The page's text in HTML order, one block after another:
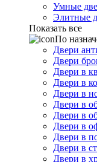
Умные
Элитные
Показать все
По
Двери
Двери
Двери в
Двери в
Двери в
Двери в
Двери в
Двери в
Двери в
Двери в
Двери в